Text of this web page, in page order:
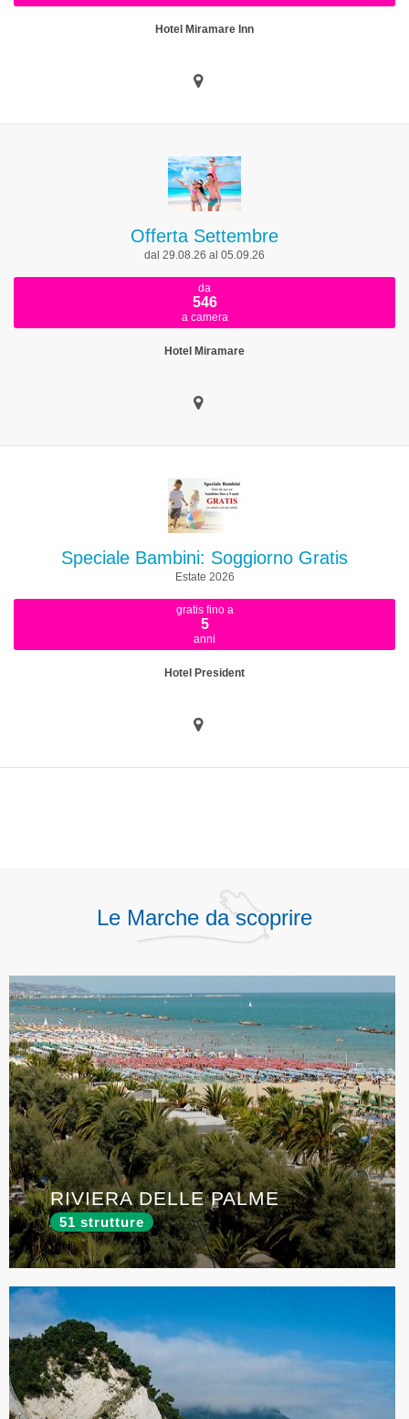
Hotel Miramare Inn
Offerta Settembre
dal 29.08.26 al 05.09.26
da
546
a camera
Hotel Miramare
Speciale Bambini: Soggiorno Gratis
Estate 2026
gratis fino a
5
anni
Hotel President
Le Marche da scoprire
RIVIERA DELLE PALME
51 strutture